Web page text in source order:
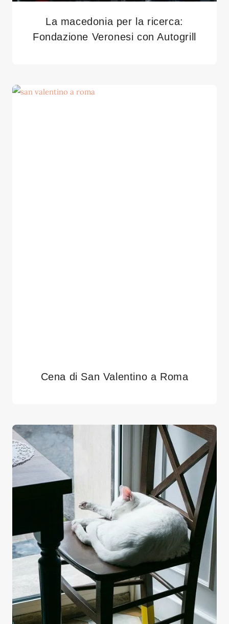
La macedonia per la ricerca:
Fondazione Veronesi con Autogrill
Cena di San Valentino a Roma